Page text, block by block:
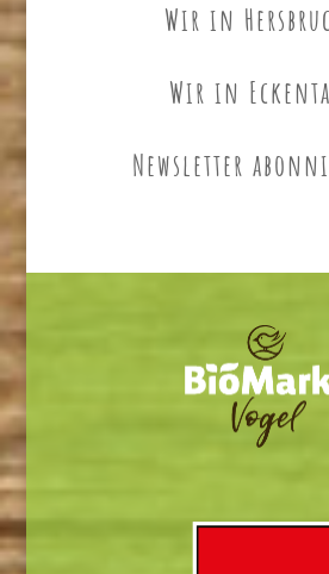
Wir in
Wir in
Newsletter